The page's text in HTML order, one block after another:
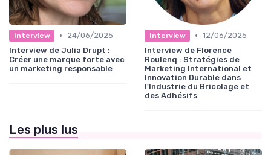
Interview •
24/06/2025
Interview de Julia Drupt :
Créer une marque forte avec
un marketing responsable
Interview • 12/06/2025
Interview de Florence
Roulenq : Stratégies de
Marketing International et
Innovation Durable dans
l'Industrie du Bricolage et
des Adhésifs
Les plus lus